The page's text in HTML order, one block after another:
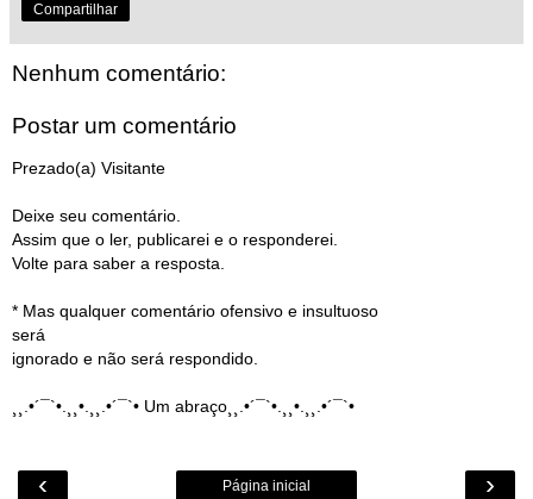
Compartilhar
Nenhum comentário:
Postar um comentário
Prezado(a) Visitante
Deixe seu comentário.
Assim que o ler, publicarei e o responderei.
Volte para saber a resposta.
* Mas qualquer comentário ofensivo e insultuoso
será
ignorado e não será respondido.
¸¸.•´¯`•.¸¸•.¸¸.•´¯`• Um abraço¸¸.•´¯`•.¸¸•.¸¸.•´¯`•
‹ ›
Página inicial